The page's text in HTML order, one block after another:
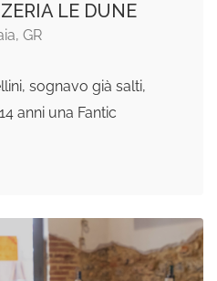
LE DUNE
GR
sognavo già salti,
anni una Fantic